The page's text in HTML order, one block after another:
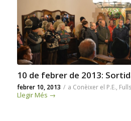
10 de febrer de 2013:
febrer 10, 2013 / a Conèixer el P.E.,
Llegir Més →